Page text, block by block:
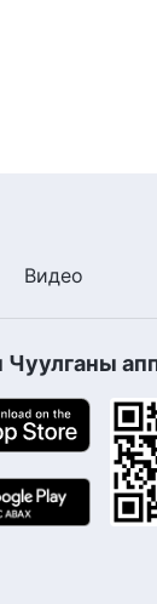
Видео